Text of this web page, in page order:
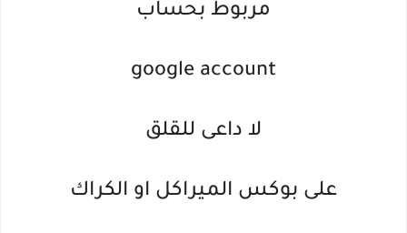
مربوط بحساب
google account
لا داعى للقلق
على بوكس الميراكل او الكراك